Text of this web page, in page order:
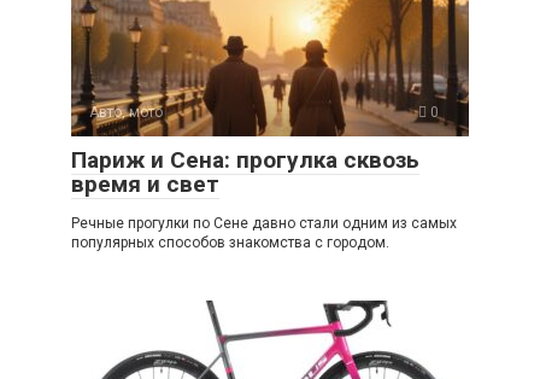
Авто, мото 0
Париж и Сена: прогулка сквозь
время и свет
Речные прогулки по Сене давно стали одним из самых
популярных способов знакомства с городом.